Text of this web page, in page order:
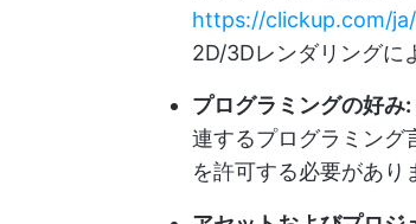
https://clickup.com/
2D/3Dレンダリングに
プログラミングの好み:
連するプログラミング
を許可する必要があり